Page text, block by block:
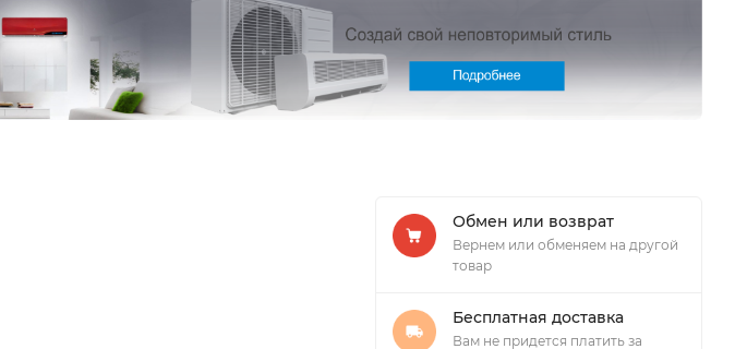
Обмен или возврат
Вернем или обменяем на другой
товар
Бесплатная доставка
Вам не придется платить за